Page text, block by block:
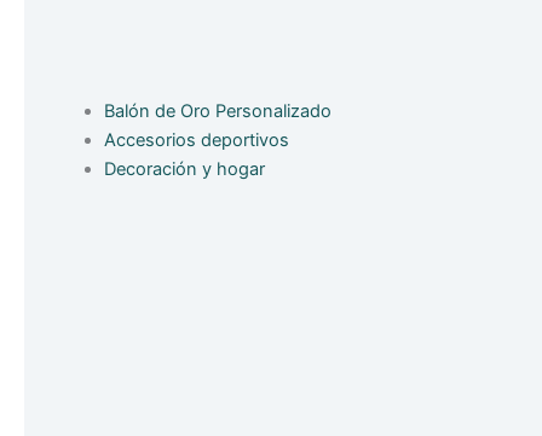
Balón de Oro Personalizado
Accesorios deportivos
Decoración y hogar